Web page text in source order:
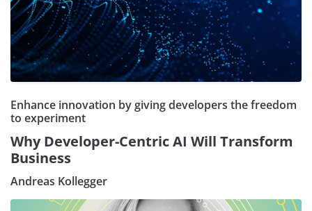
Enhance innovation by giving developers the freedom
to experiment
Why Developer-Centric AI Will Transform
Business
Andreas Kollegger